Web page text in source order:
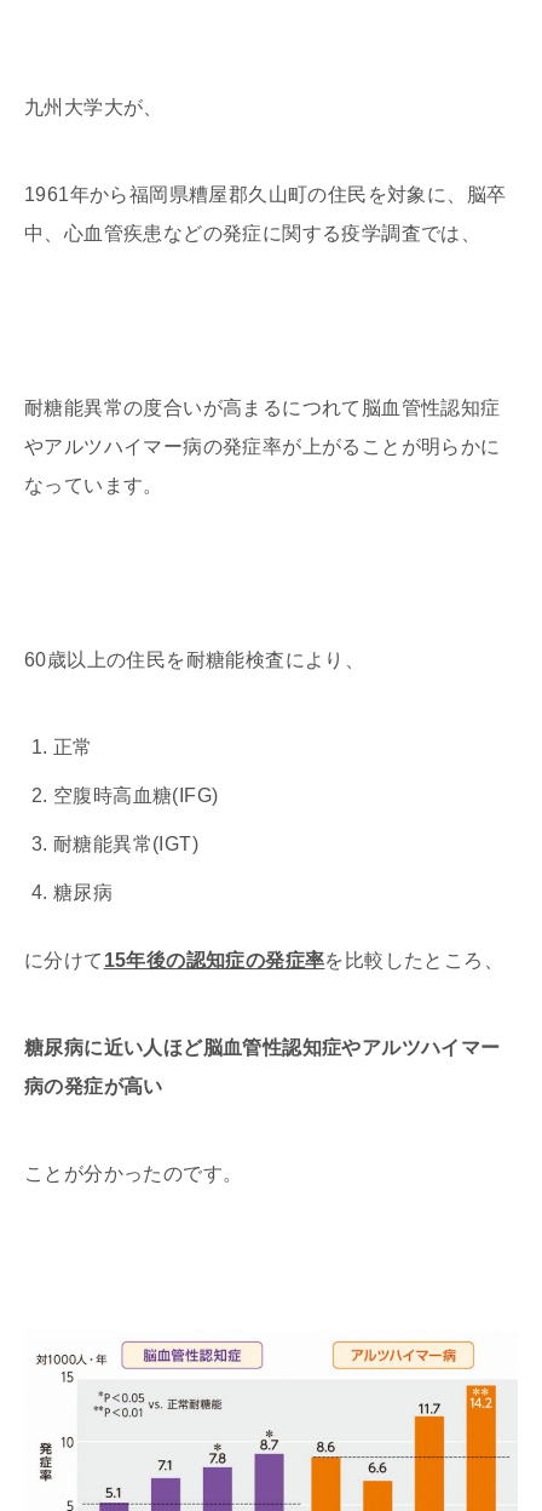
九州大学大が、
1961年から福岡県糟屋郡久山町の住民を対象に、脳卒
中、心血管疾患などの発症に関する疫学調査では、
耐糖能異常の度合いが高まるにつれて脳血管性認知症
やアルツハイマー病の発症率が上がることが明らかに
なっています。
60歳以上の住民を耐糖能検査により、
正常
空腹時高血糖(IFG)
耐糖能異常(IGT)
糖尿病
に分けて 15年後の認知症の発症率を比較したところ、
糖尿病に近い人ほど脳血管性認知症やアルツハイマー
病の発症が高い
ことが分かったのです。